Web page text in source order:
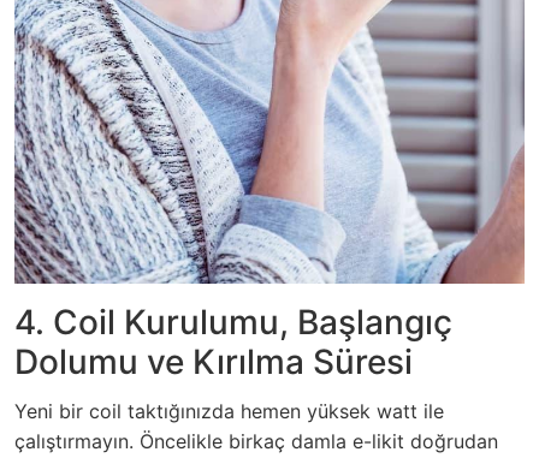
4. Coil Kurulumu, Başlangıç
Dolumu ve Kırılma Süresi
Yeni bir coil taktığınızda hemen yüksek watt ile
çalıştırmayın. Öncelikle birkaç damla e-likit doğrudan